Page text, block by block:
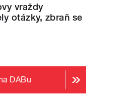
vraždy
otázky, zbraň se
DABu